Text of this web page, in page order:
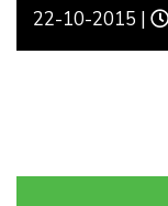
22-10-2015 |